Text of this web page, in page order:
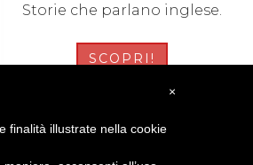
Storie che parlano inglese.
SCOPRI!
×
finalità illustrate nella cookie